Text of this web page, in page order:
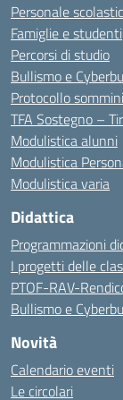
Personale
Famiglie e studenti
Percorsi di studio
Bullismo e
Protocollo
TFA Sostegno –
Modulistica alunni
Modulistica
Modulistica varia
Didattica
Programmazioni
I progetti delle
PTOF-RAV-
Bullismo e
Novità
Calendario eventi
Le circolari